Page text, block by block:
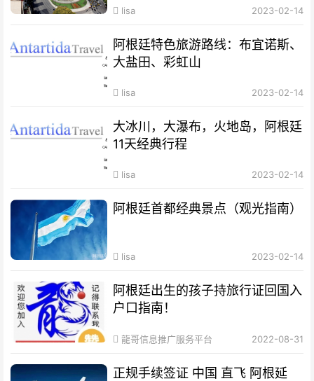
lisa 2023-02-14
阿根廷特色旅游路线：布宜诺斯、
大盐田、彩虹山
lisa 2023-02-14
大冰川，大瀑布，火地岛，阿根廷
11天经典行程
lisa 2023-02-14
阿根廷首都经典景点（观光指南）
lisa 2023-02-14
阿根廷出生的孩子持旅行证回国入
户口指南！
龍哥信息推广服务平台 2022-08-31
正规手续签证 中国 直飞 阿根延